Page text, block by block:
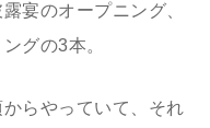
宴のオープニング、
グの3本。
らやっていて、それ